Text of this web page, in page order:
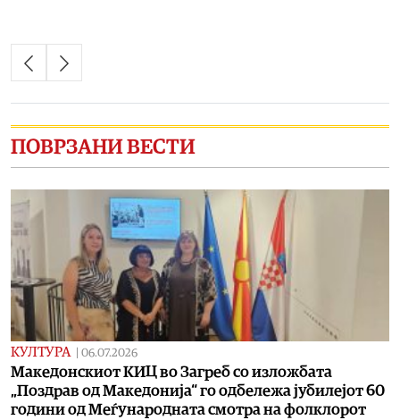
ПОВРЗАНИ ВЕСТИ
КУЛТУРА 06.07.2026
Македонскиот КИЦ во Загреб со изложбата
„Поздрав од Македонија“ го одбележа јубилејoт 60
години од Меѓународната смотра на фолклорот